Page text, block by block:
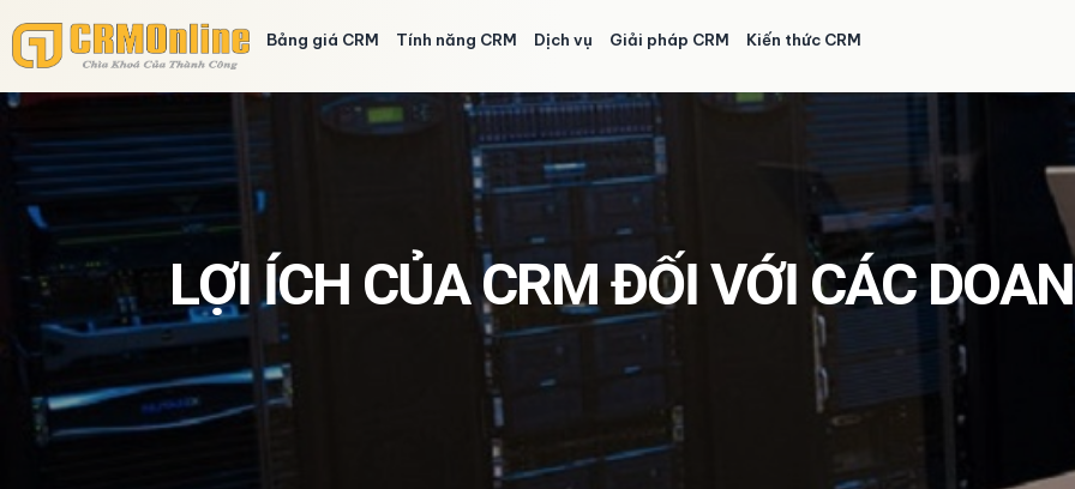
Bảng giá CRM Tính năng CRM Dịch vụ Giải pháp CRM Kiến thức CRM
LỢI ÍCH CỦA CRM ĐỐI VỚI CÁC